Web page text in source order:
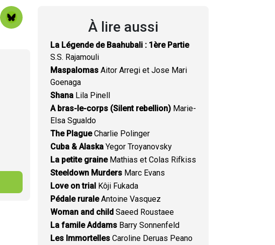
À lire aussi
La Légende de Baahubali : 1ère Partie
S.S. Rajamouli
Maspalomas Aitor Arregi et Jose Mari
Goenaga
Shana Lila Pinell
A bras-le-corps (Silent rebellion) Marie-
Elsa Sgualdo
The PlagueCharlie Polinger
Cuba & Alaska Yegor Troyanovsky
La petite graineMathias et Colas Rifkiss
Steeldown Murders Marc Evans
Love on trial Kôji Fukada
Pédale ruraleAntoine Vasquez
Woman and child Saeed Roustaee
La famile Addams Barry Sonnenfeld
Les Immortelles Caroline Deruas Peano